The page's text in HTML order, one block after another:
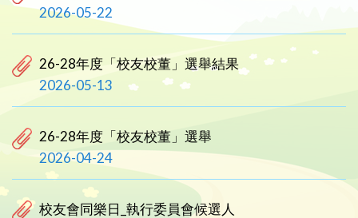
2026-05-22
26-28年度「校友校董」選舉結果
2026-05-13
26-28年度「校友校董」選舉
2026-04-24
校友會同樂日_執行委員會候選人